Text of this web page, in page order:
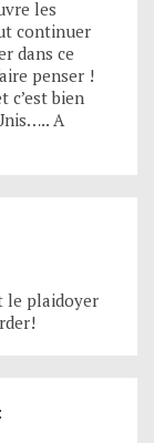
les
continuer
dans ce
penser !
c’est bien
A
le plaidoyer